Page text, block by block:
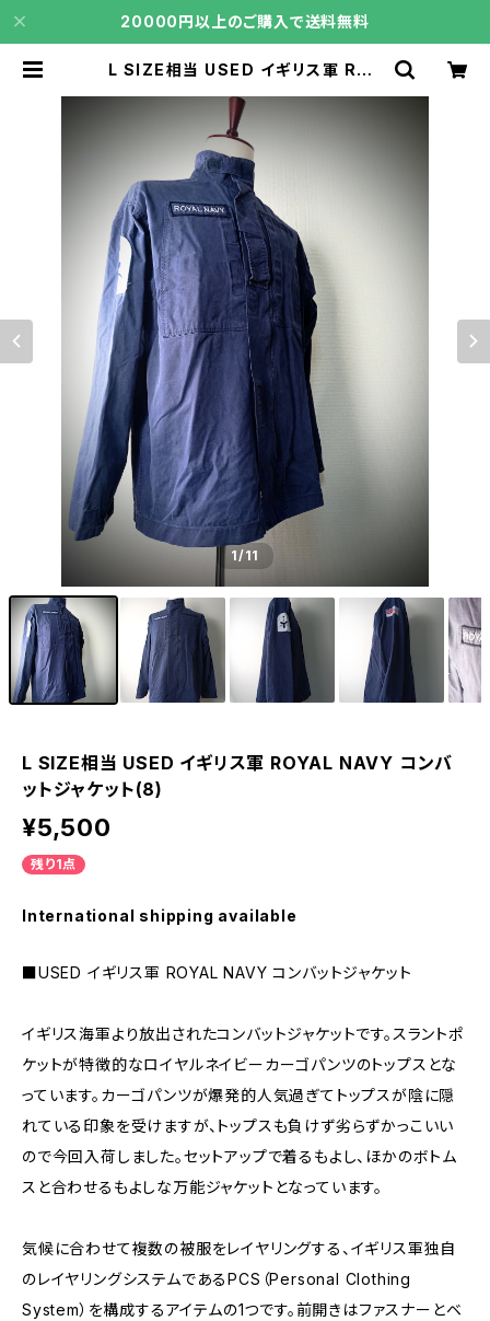
20000円以上のご購入で送料無料
L SIZE相当 USED イギリス軍 ROY
| core106
1/11
L SIZE相当 USED イギリス軍 ROYAL NAVY コンバ
ットジャケット(8)
¥5,500
残り1点
International shipping available
■USED イギリス軍 ROYAL NAVY コンバットジャケット
イギリス海軍より放出されたコンバットジャケットです。スラントポ
ケットが特徴的なロイヤルネイビーカーゴパンツのトップスとな
っています。カーゴパンツが爆発的人気過ぎてトップスが陰に隠
れている印象を受けますが、トップスも負けず劣らずかっこいい
ので今回入荷しました。セットアップで着るもよし、ほかのボトム
スと合わせるもよしな万能ジャケットとなっています。
気候に合わせて複数の被服をレイヤリングする、イギリス軍独自
のレイヤリングシステムであるPCS（Personal Clothing
System）を構成するアイテムの1つです。前開きはファスナーとベ